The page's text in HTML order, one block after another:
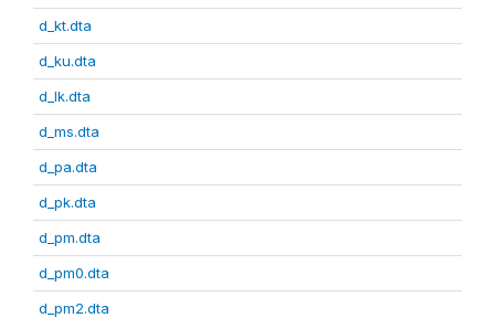
d_kt.dta
d_ku.dta
d_lk.dta
d_ms.dta
d_pa.dta
d_pk.dta
d_pm.dta
d_pm0.dta
d_pm2.dta